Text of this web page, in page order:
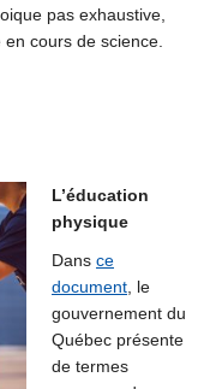
pas exhaustive,
en cours de science.
L’éducation
physique
Dans ce
document, le
gouvernement du
Québec présente
de termes